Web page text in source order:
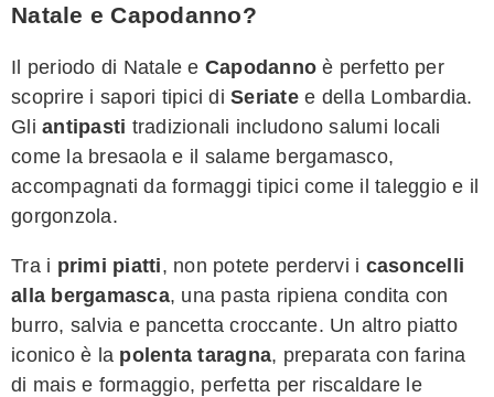
Natale e Capodanno?
Il periodo di Natale e Capodanno è perfetto per
scoprire i sapori tipici di Seriatee della Lombardia.
Gli antipasti tradizionali includono salumi locali
come la bresaola e il salame bergamasco,
accompagnati da formaggi tipici come il taleggio e il
gorgonzola.
Tra i primi piatti, non potete perdervi i casoncelli
alla bergamasca, una pasta ripiena condita con
burro, salvia e pancetta croccante. Un altro piatto
iconico è la polenta taragna, preparata con farina
di mais e formaggio, perfetta per riscaldare le